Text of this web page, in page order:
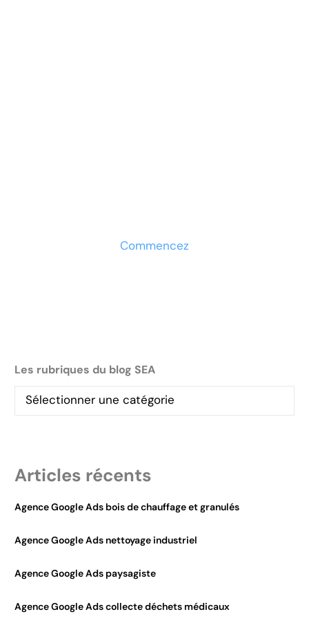
Commencez
Les rubriques du blog SEA
Articles récents
Agence Google Ads bois de chauffage et granulés
Agence Google Ads nettoyage industriel
Agence Google Ads paysagiste
Agence Google Ads collecte déchets médicaux